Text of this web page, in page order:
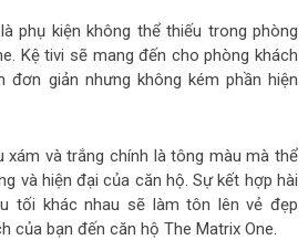
phụ kiện không thể thiếu trong phòng
Kệ tivi sẽ mang đến cho phòng khách
đơn giản nhưng không kém phần hiện
xám và trắng chính là tông màu mà thể
và hiện đại của căn hộ. Sự kết hợp hài
tối khác nhau sẽ làm tôn lên vẻ đẹp
của bạn đến căn hộ The Matrix One.